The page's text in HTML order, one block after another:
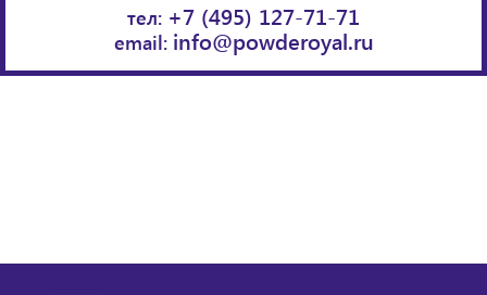
тел: +7 (495) 127-71-71
email: info@powderoyal.ru